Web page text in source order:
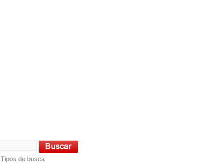
Tipos de busca